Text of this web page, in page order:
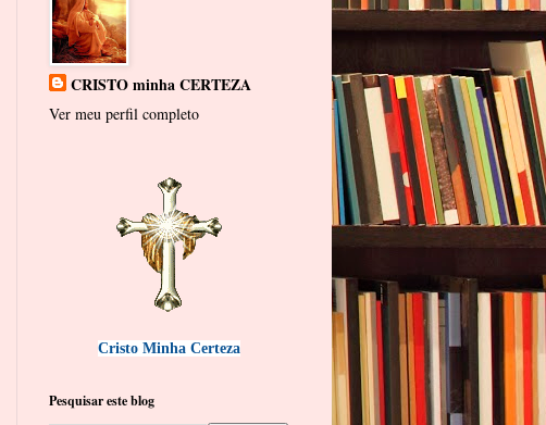
CRISTO minha CERTEZA
Ver meu perfil completo
Cristo Minha Certeza
Pesquisar este blog